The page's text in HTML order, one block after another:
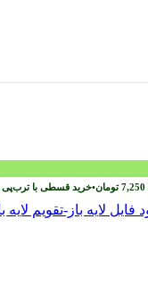
7,250 تومان•خرید قسطی با ترب‌پی